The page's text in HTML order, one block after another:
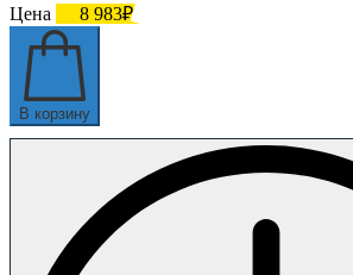
Цена
8 983₽
В корзину